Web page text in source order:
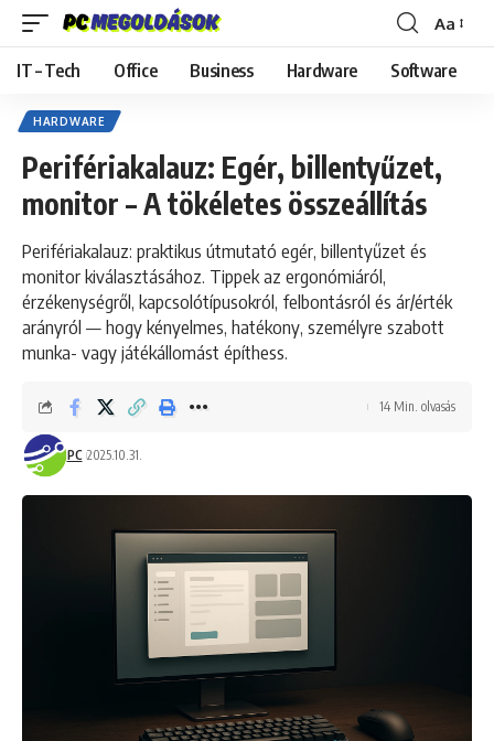
Font
Resizer
Aa
IT – Tech Office Business Hardware Software
HARDWARE
Perifériakalauz: Egér, billentyűzet,
monitor – A tökéletes összeállítás
Perifériakalauz: praktikus útmutató egér, billentyűzet és
monitor kiválasztásához. Tippek az ergonómiáról,
érzékenységről, kapcsolótípusokról, felbontásról és ár/érték
arányról — hogy kényelmes, hatékony, személyre szabott
munka- vagy játékállomást építhess.
PC 2025.10.31.
14 Min. olvasás